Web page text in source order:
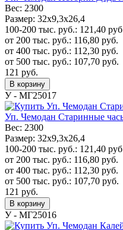
Вес: 2300
Размер: 32х9,3х26,4
100-200 тыс. руб.: 121,40
от 200 тыс. руб.: 116,80 руб.
от 400 тыс. руб.: 112,30 руб.
от 500 тыс. руб.: 107,70 руб.
121 руб.
В корзину
У - МГ25017
Уп. Чемодан Старинные
Вес: 2300
Размер: 32х9,3х26,4
100-200 тыс. руб.: 121,40
от 200 тыс. руб.: 116,80 руб.
от 400 тыс. руб.: 112,30 руб.
от 500 тыс. руб.: 107,70 руб.
121 руб.
В корзину
У - МГ25016